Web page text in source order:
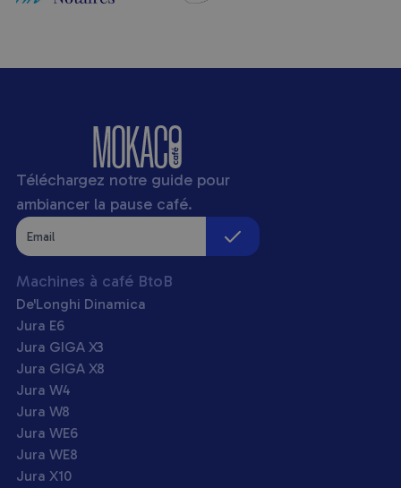
Téléchargez notre guide pour
ambiancer la pause café.
Machines à café BtoB
De'Longhi Dinamica
Jura E6
Jura GIGA X3
Jura GIGA X8
Jura W4
Jura W8
Jura WE6
Jura WE8
Jura X10